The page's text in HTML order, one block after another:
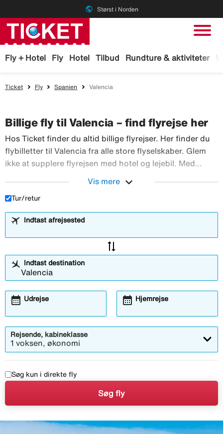
public Størst i Norden
Fly + Hotel Fly Hotel Tilbud Rundture & aktiviteter
Ticket Fly Spanien Valencia
Billige fly til Valencia – find flyrejse her
Hos Ticket finder du altid billige flyrejser. Her finder du
flybilletter til Valencia fra alle store flyselskaber. Glem
ikke at supplere flyrejsen med hotel og lejebil. Med
Vis mere expand_more
Tur/retur
Indtast afrejsested
sync_alt
Indtast destination
Udrejse
calendar_month Hjemrejse
calendar_month
Rejsende, kabineklasse
1 voksen, økonomi
Søg kun i direkte fly
Søg fly